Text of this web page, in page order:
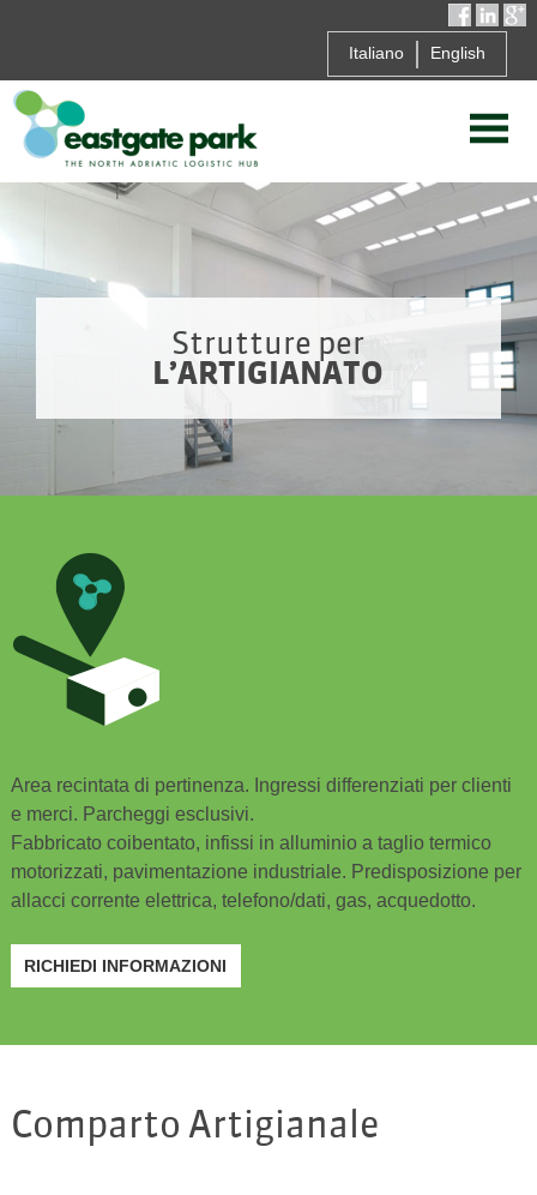
Italiano English
Strutture per
L’ARTIGIANATO
Area recintata di pertinenza. Ingressi differenziati per clienti
e merci. Parcheggi esclusivi.
Fabbricato coibentato, infissi in alluminio a taglio termico
motorizzati, pavimentazione industriale. Predisposizione per
allacci corrente elettrica, telefono/dati, gas, acquedotto.
RICHIEDI INFORMAZIONI
Comparto Artigianale